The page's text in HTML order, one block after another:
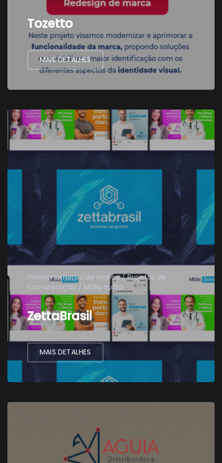
Tozetto
MAIS DETALHES
Posicionamento de marca Projetos de
comunicação
Mídia social
ZettaBrasil
MAIS DETALHES